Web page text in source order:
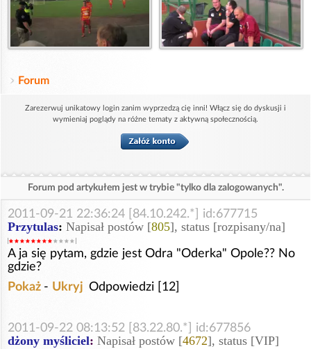
Forum
Zarezerwuj unikatowy login zanim wyprzedzą cię inni! Włącz się do dyskusji i
wymieniaj poglądy na różne tematy z aktywną społecznością.
Forum pod artykułem jest w trybie "tylko dla zalogowanych".
2011-09-21 22:36:24 [84.10.242.*] id:677715
Przytulas: Napisał postów [805], status [rozpisany/na]
A ja się pytam, gdzie jest Odra "Oderka" Opole?? No
gdzie?
Pokaż - Ukryj Odpowiedzi [12]
2011-09-22 08:13:52 [83.22.80.*] id:677856
dżony myśliciel: Napisał postów [4672], status [VIP]